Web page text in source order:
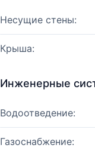
Несущие стены:
Крыша:
Инженерные
Водоотведение:
Газоснабжение: